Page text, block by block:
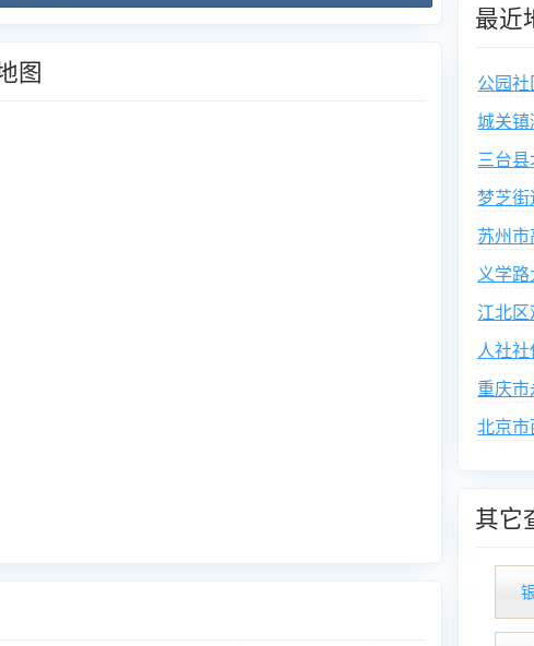
图
最近
公园
城关
三台
梦芝
苏州
义学
江北
人社
重庆
北京市
其它